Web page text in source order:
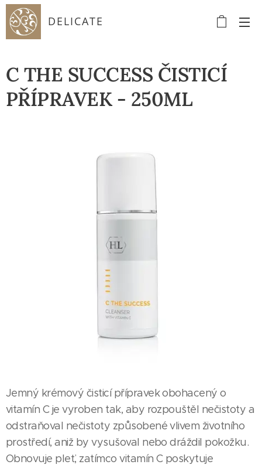
DELICATE
C THE SUCCESS ČISTICÍ
PŘÍPRAVEK - 250ML
Jemný krémový čisticí přípravek obohacený o
vitamín C je vyroben tak, aby rozpouštěl nečistoty a
odstraňoval nečistoty způsobené vlivem životního
prostředí, aniž by vysušoval nebo dráždil pokožku.
Obnovuje pleť, zatímco vitamín C poskytuje